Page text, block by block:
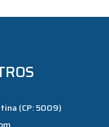
(CP: 5009)